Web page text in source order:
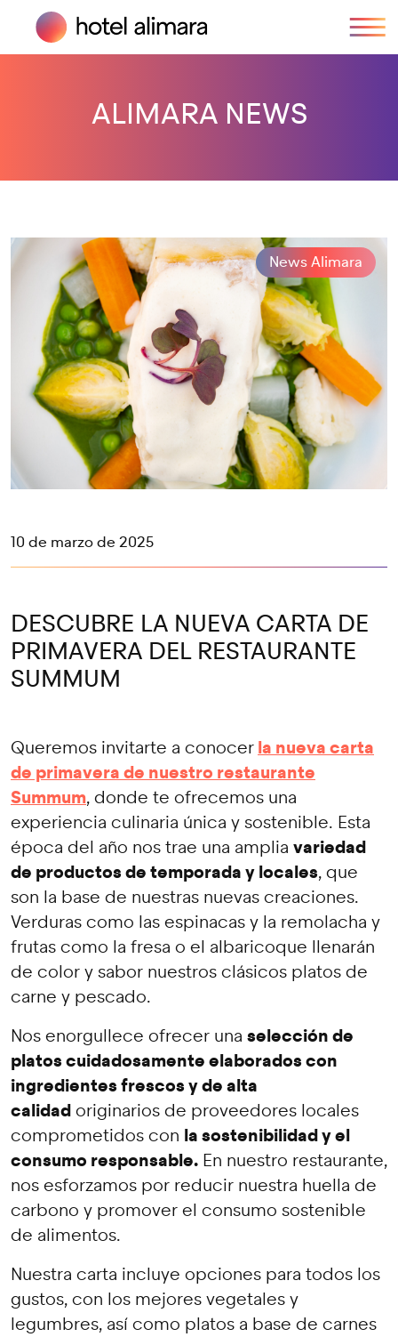
ALIMARA NEWS
News Alimara
10 de marzo de 2025
DESCUBRE LA NUEVA CARTA DE
PRIMAVERA DEL RESTAURANTE
SUMMUM
Queremos invitarte a conocer la nueva carta
de primavera de nuestro restaurante
Summum, donde te ofrecemos una
experiencia culinaria única y sostenible. Esta
época del año nos trae una amplia variedad
de productos de temporada y locales, que
son la base de nuestras nuevas creaciones.
Verduras como las espinacas y la remolacha y
frutas como la fresa o el albaricoque llenarán
de color y sabor nuestros clásicos platos de
carne y pescado.
Nos enorgullece ofrecer una selección de
platos cuidadosamente elaborados con
ingredientes frescos y de alta
calidad originarios de proveedores locales
comprometidos con la sostenibilidad y el
consumo responsable. En nuestro restaurante,
nos esforzamos por reducir nuestra huella de
carbono y promover el consumo sostenible
de alimentos.
Nuestra carta incluye opciones para todos los
gustos, con los mejores vegetales y
legumbres, así como platos a base de carnes